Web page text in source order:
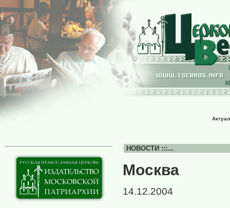
НОВОСТИ :::...
Москва
14.12.2004